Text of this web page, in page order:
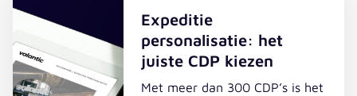
Expeditie
personalisatie: het
juiste CDP kiezen
Met meer dan 300 CDP’s is het